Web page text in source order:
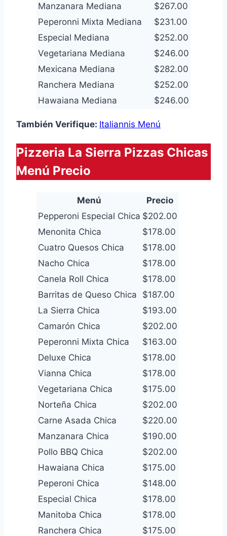
Manzanara Mediana
$267.00
Peperonni Mixta Mediana
$231.00
Especial Mediana
$252.00
Vegetariana Mediana
$246.00
Mexicana Mediana
$282.00
Ranchera Mediana
$252.00
Hawaiana Mediana
$246.00
También Verifique: Italiannis Menú
Pizzeria La Sierra Pizzas Chicas
Menú Precio
Menú
Precio
Pepperoni Especial Chica $202.00
Menonita Chica
$178.00
Cuatro Quesos Chica
$178.00
Nacho Chica
$178.00
Canela Roll Chica
$178.00
Barritas de Queso Chica
$187.00
La Sierra Chica
$193.00
Camarón Chica
$202.00
Peperonni Mixta Chica
$163.00
Deluxe Chica
$178.00
Vianna Chica
$178.00
Vegetariana Chica
$175.00
Norteña Chica
$202.00
Carne Asada Chica
$220.00
Manzanara Chica
$190.00
Pollo BBQ Chica
$202.00
Hawaiana Chica
$175.00
Peperoni Chica
$148.00
Especial Chica
$178.00
Manitoba Chica
$178.00
Ranchera Chica
$175.00